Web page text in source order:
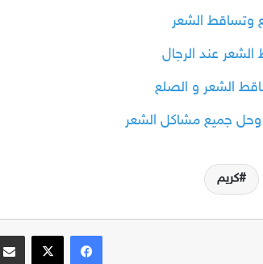
كريم
فيسبوك‫X